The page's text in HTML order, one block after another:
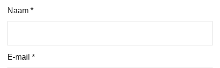
Naam *
E-mail *